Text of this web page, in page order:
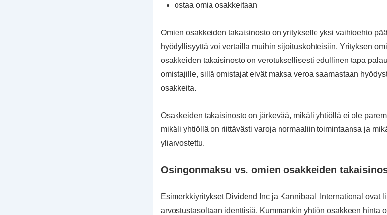
ostaa omia osakkeitaan
Omien osakkeiden takaisinosto on yritykselle yksi vaihtoehto
hyödyllisyyttä voi vertailla muihin sijoituskohteisiin. Yrityksen
osakkeiden takaisinosto on verotuksellisesti edullinen tapa
omistajille, sillä omistajat eivät maksa veroa saamastaan
osakkeita.
Osakkeiden takaisinosto on järkevää, mikäli yhtiöllä ei ole
mikäli yhtiöllä on riittävästi varoja normaaliin toimintaansa ja
yliarvostettu.
Osingonmaksu vs. omien osakkeiden
Esimerkkiyritykset Dividend Inc ja Kannibaali International ovat
arvostustasoltaan identtisiä. Kummankin yhtiön osakkeen hinta